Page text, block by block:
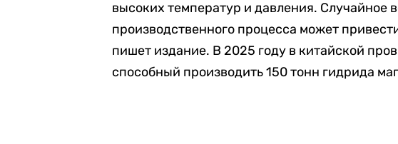
высоких температур и давления. Случайное
производственного процесса может
пишет издание. В 2025 году в китайской
способный производить 150 тонн гидрида